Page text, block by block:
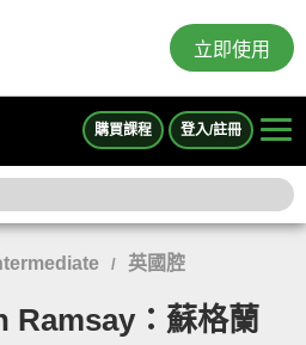
立即使用
購買課程 登入/註冊
/ 英國腔
Ramsay：蘇格蘭